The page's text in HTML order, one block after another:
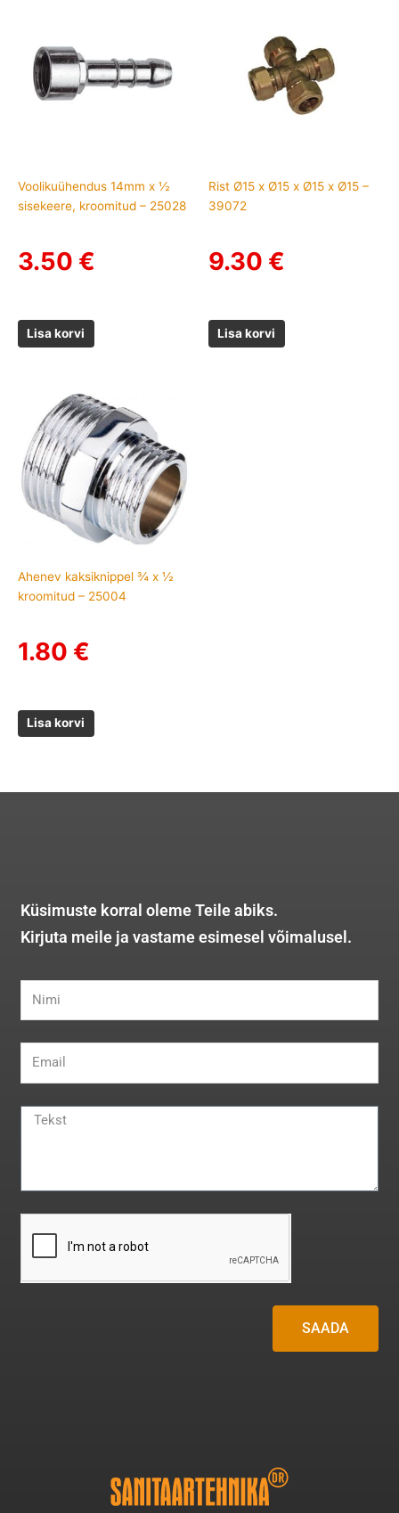
Voolikuühendus 14mm x ½
sisekeere, kroomitud – 25028
3.50 €
Lisa korvi
Rist Ø15 x Ø15 x Ø15 x Ø15 –
39072
9.30 €
Lisa korvi
Ahenev kaksiknippel ¾ x ½
kroomitud – 25004
1.80 €
Lisa korvi
Küsimuste korral oleme Teile abiks.
Kirjuta meile ja vastame esimesel võimalusel.
SAADA